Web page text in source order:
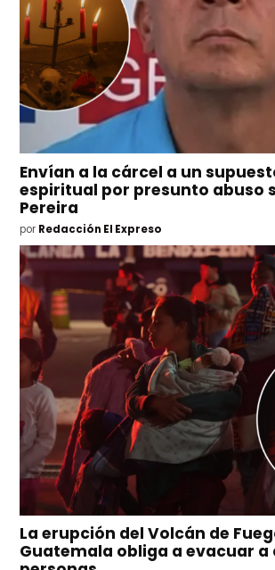
Envían a la cárcel a un
espiritual por presunto abuso
Pereira
por Redacción El Expreso
La erupción del Volcán de
Guatemala obliga a evacuar a